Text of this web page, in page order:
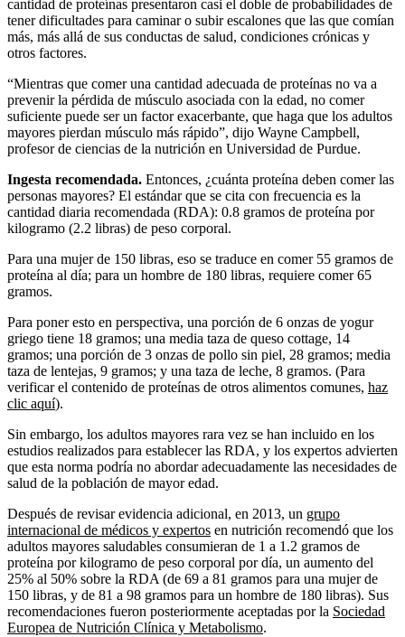
cantidad de proteínas presentaron casi el doble de probabilidades de
tener dificultades para caminar o subir escalones que las que comían
más, más allá de sus conductas de salud, condiciones crónicas y
otros factores.
“Mientras que comer una cantidad adecuada de proteínas no va a
prevenir la pérdida de músculo asociada con la edad, no comer
suficiente puede ser un factor exacerbante, que haga que los adultos
mayores pierdan músculo más rápido”, dijo Wayne Campbell,
profesor de ciencias de la nutrición en Universidad de Purdue.
Ingesta recomendada. Entonces, ¿cuánta proteína deben comer las
personas mayores? El estándar que se cita con frecuencia es la
cantidad diaria recomendada (RDA): 0.8 gramos de proteína por
kilogramo (2.2 libras) de peso corporal.
Para una mujer de 150 libras, eso se traduce en comer 55 gramos de
proteína al día; para un hombre de 180 libras, requiere comer 65
gramos.
Para poner esto en perspectiva, una porción de 6 onzas de yogur
griego tiene 18 gramos; una media taza de queso cottage, 14
gramos; una porción de 3 onzas de pollo sin piel, 28 gramos; media
taza de lentejas, 9 gramos; y una taza de leche, 8 gramos. (Para
verificar el contenido de proteínas de otros alimentos comunes, haz
clic aquí).
Sin embargo, los adultos mayores rara vez se han incluido en los
estudios realizados para establecer las RDA, y los expertos advierten
que esta norma podría no abordar adecuadamente las necesidades de
salud de la población de mayor edad.
Después de revisar evidencia adicional, en 2013, un grupo
internacional de médicos y expertos en nutrición recomendó que los
adultos mayores saludables consumieran de 1 a 1.2 gramos de
proteína por kilogramo de peso corporal por día, un aumento del
25% al 50% sobre la RDA (de 69 a 81 gramos para una mujer de
150 libras, y de 81 a 98 gramos para un hombre de 180 libras). Sus
recomendaciones fueron posteriormente aceptadas por la Sociedad
Europea de Nutrición Clínica y Metabolismo.